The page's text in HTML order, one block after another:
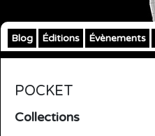
Blog Éditions Évènements
POCKET
Collections